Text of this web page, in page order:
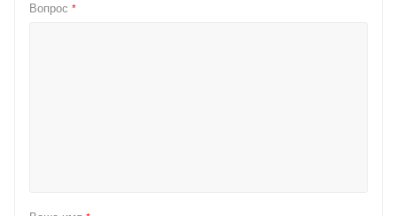
Вопрос *